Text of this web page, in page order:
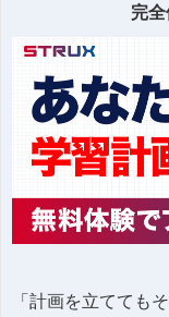
完全
「計画を立てても